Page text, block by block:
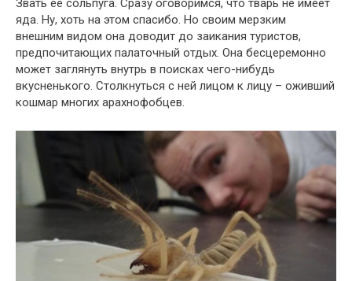
Звать ее сольпуга. Сразу оговоримся, что тварь не имеет
яда. Ну, хоть на этом спасибо. Но своим мерзким
внешним видом она доводит до заикания туристов,
предпочитающих палаточный отдых. Она бесцеремонно
может заглянуть внутрь в поисках чего-нибудь
вкусненького. Столкнуться с ней лицом к лицу – оживший
кошмар многих арахнофобцев.